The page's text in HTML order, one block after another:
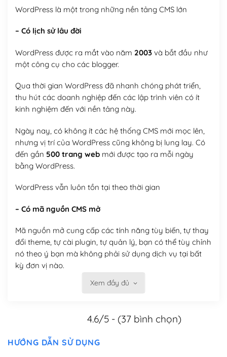
WordPress là một trong những nền tảng CMS lớn
– Có lịch sử lâu đời
WordPress được ra mắt vào năm 2003và bắt đầu như
một công cụ cho các blogger.
Qua thời gian WordPress đã nhanh chóng phát triển,
thu hút các doanh nghiệp đến các lập trình viên có ít
kinh nghiệm đến với nền tảng này.
Ngày nay, có không ít các hệ thống CMS mới mọc lên,
nhưng vị trí của WordPress cũng không bị lung lay. Có
đến gần 500 trang webmới được tạo ra mỗi ngày
bằng WordPress.
WordPress vẫn luôn tồn tại theo thời gian
– Có mã nguồn CMS mở
Mã nguồn mở cung cấp các tính năng tùy biến, tự thay
đổi theme, tự cài plugin, tự quản lý, bạn có thể tùy chỉnh
nó theo ý bạn mà không phải sử dụng dịch vụ tại bất
kỳ đơn vị nào.
Việc của bạn là đăng ký một tên miền và hosting để
Có thể tùy biến trên website WordPress
– Thân thiện với công cụ tìm kiếm
Xem đầy đủ
4.6/5 - (37 bình chọn)
HƯỚNG DẪN SỬ DỤNG